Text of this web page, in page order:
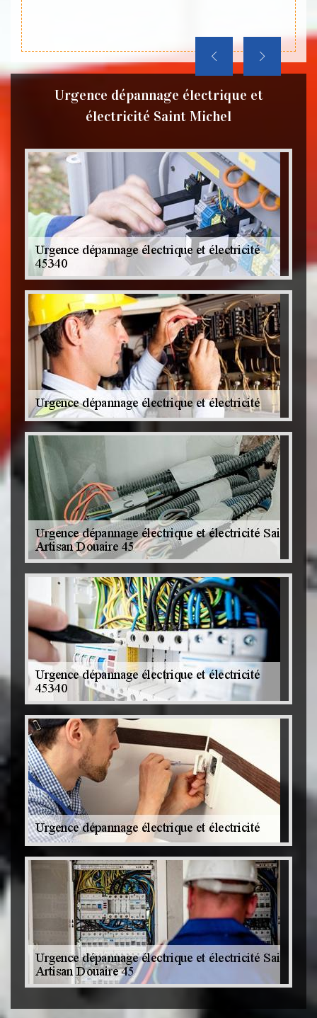
le
Urgence dépannage électrique et
électricité Saint Michel